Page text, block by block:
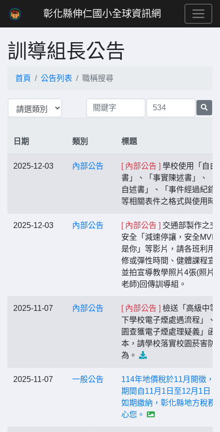
彰化縣伸仁國小全球資訊網
訓導組長公告
首頁 公告列表 職稱搜尋
日期 類別 標題
2025-12-03 內部公告 [ 內部公告 ] 學校使用「自白
書」、「事實陳述書」、「
自述書」、「事件經過紀錄
等相關表件之格式與使用時
2025-12-03 內部公告 [ 內部公告 ] 交通部製作之交
安全「減速停讓，安全MVP
是你」等影片，請各班利用
修或彈性時間、健體課程宣
並拍宣導教學照片4張(照片
老師)回傳訓導組。
2025-11-07 內部公告 [ 內部公告 ] 檢送「高級中等
下學校電子煙處遇流程」、
園查獲電子煙處理疑義」函
本，請學校落實校園菸害防
為。
2025-11-07 一般公告
114年地價稅於11月開徵，
期間自11月1日至12月1日，
如期繳納，彰化縣地方稅務
心您。